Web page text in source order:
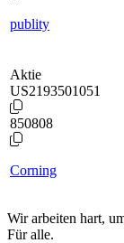
publity
Aktie
US2193501051
850808
Corning
Wir arbeiten hart,
Für alle.